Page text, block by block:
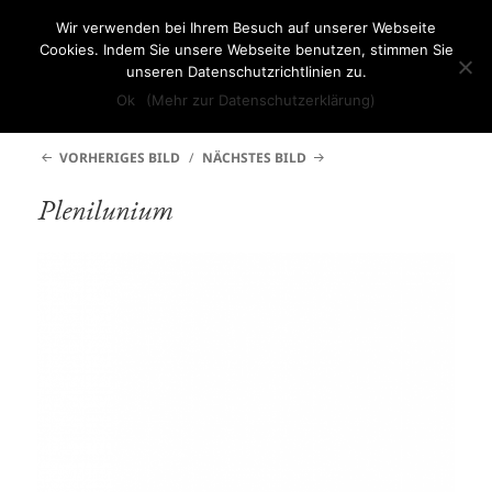
Babette Werth
VORHERIGES BILD
NÄCHSTES BILD
Plenilunium
Wir verwenden bei Ihrem Besuch auf unserer Webseite
Cookies. Indem Sie unsere Webseite benutzen, stimmen Sie
unseren Datenschutzrichtlinien zu.
Ok
(Mehr zur Datenschutzerklärung)